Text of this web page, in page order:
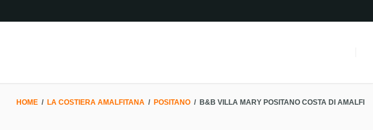
HOME / LA COSTIERA AMALFITANA / POSITANO / B&B VILLA MARY POSITANO COSTA DI AMALFI